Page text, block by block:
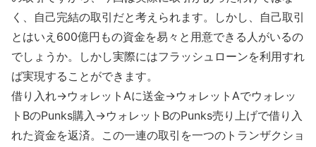
く、自己完結の取引だと考えられます。しかし、自己取引
とはいえ600億円もの資金を易々と用意できる人がいるの
でしょうか。しかし実際にはフラッシュローンを利用すれ
ば実現することができます。
借り入れ→ウォレットAに送金→ウォレットAでウォレッ
トBのPunks購入→ウォレットBのPunks売り上げで借り入
れた資金を返済。この一連の取引を一つのトランザクショ